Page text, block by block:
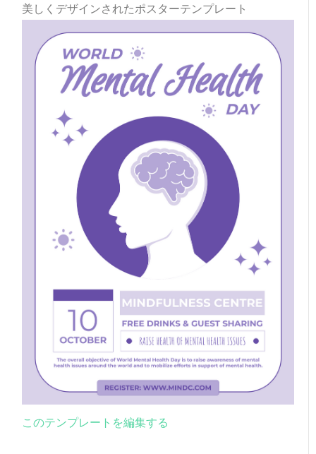
美しくデザインされたポスターテンプレート
このテンプレートを編集する